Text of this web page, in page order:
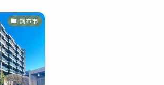
調布市